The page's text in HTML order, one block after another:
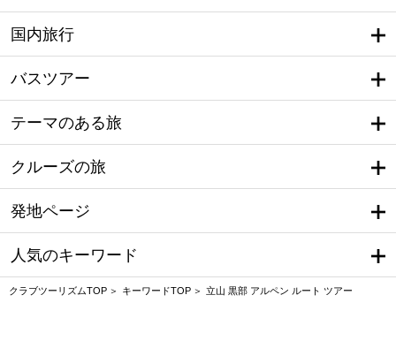
国内旅行
バスツアー
テーマのある旅
クルーズの旅
発地ページ
人気のキーワード
クラブツーリズムTOP キーワードTOP 立山 黒部 アルペン ルート ツアー